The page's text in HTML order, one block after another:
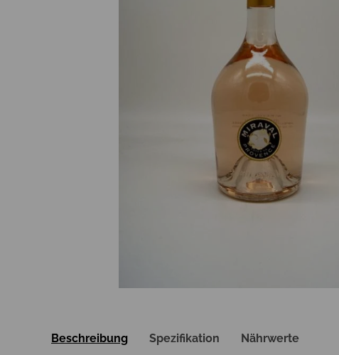
Beschreibung Spezifikation Nährwerte